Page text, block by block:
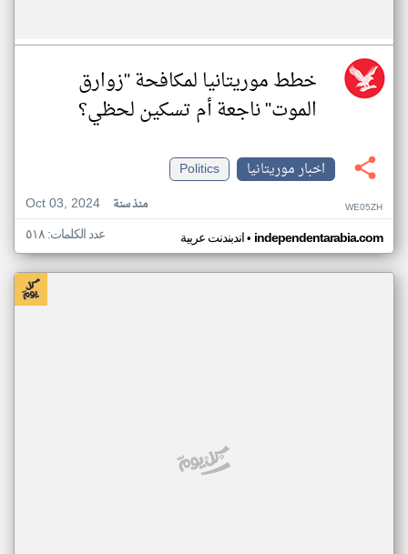
خطط موريتانيا لمكافحة "زوارق
الموت" ناجعة أم تسكين لحظي؟
اخبار موريتانيا
Politics
Oct 03, 2024
منذ سنة WE05ZH
اندبندنت عربية• independentarabia.com عدد الكلمات: ٥١٨